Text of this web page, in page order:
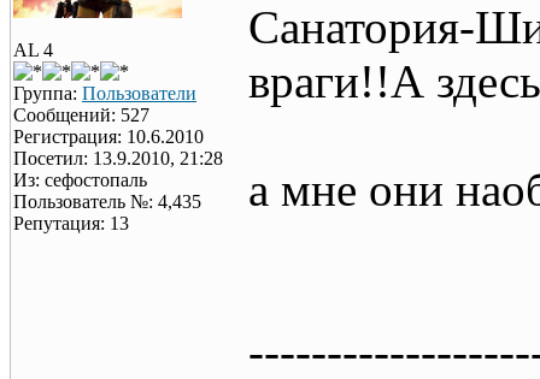
AL 4
Группа: Пользователи
Сообщений: 527
Регистрация: 10.6.2010
Посетил: 13.9.2010, 21:28
Из: сефостопаль
Пользователь №: 4,435
Репутация: 13
Санатория-
враги!!А
а мне они